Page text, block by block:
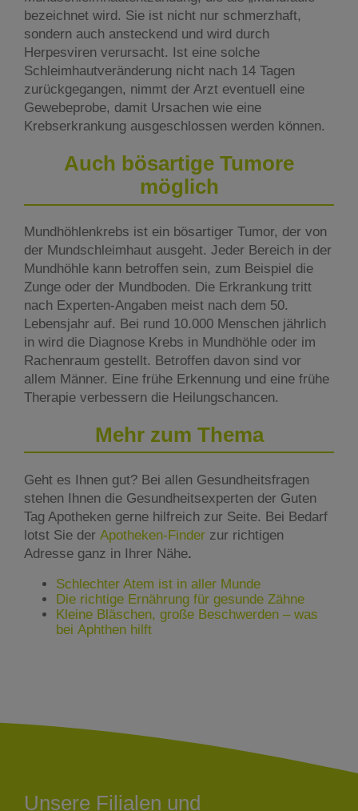
bezeichnet wird. Sie ist nicht nur schmerzhaft,
sondern auch ansteckend und wird durch
Herpesviren verursacht. Ist eine solche
Schleimhautveränderung nicht nach 14 Tagen
zurückgegangen, nimmt der Arzt eventuell eine
Gewebeprobe, damit Ursachen wie eine
Krebserkrankung ausgeschlossen werden können.
Auch bösartige Tumore
möglich
Mundhöhlenkrebs ist ein bösartiger Tumor, der von
der Mundschleimhaut ausgeht. Jeder Bereich in der
Mundhöhle kann betroffen sein, zum Beispiel die
Zunge oder der Mundboden. Die Erkrankung tritt
nach Experten-Angaben meist nach dem 50.
Lebensjahr auf. Bei rund 10.000 Menschen jährlich
in wird die Diagnose Krebs in Mundhöhle oder im
Rachenraum gestellt. Betroffen davon sind vor
allem Männer. Eine frühe Erkennung und eine frühe
Therapie verbessern die Heilungschancen.
Mehr zum Thema
Geht es Ihnen gut? Bei allen Gesundheitsfragen
stehen Ihnen die Gesundheitsexperten der Guten
Tag Apotheken gerne hilfreich zur Seite. Bei Bedarf
lotst Sie der Apotheken-Finder zur richtigen
Adresse ganz in Ihrer Nähe.
Schlechter Atem ist in aller Munde
Die richtige Ernährung für gesunde Zähne
Kleine Bläschen, große Beschwerden – was
bei Aphthen hilft
Unsere Filialen und